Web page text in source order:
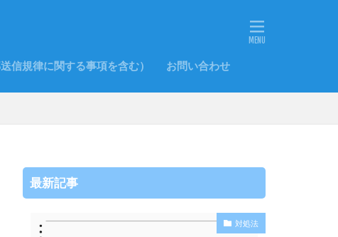
信規律に関する事項を含む） お問い合わせ
最新記事
対処法